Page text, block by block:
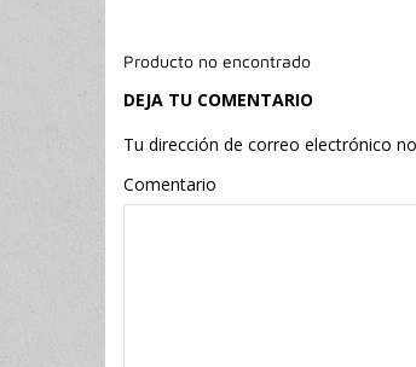
Producto no encontrado
DEJA TU COMENTARIO
Tu dirección de correo electrónico
Comentario